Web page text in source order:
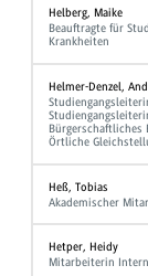
Helberg, Maike
Beauftragte für
Krankheiten
Helmer-Denzel,
Bürgerschaftliches
Örtliche
Heß, Tobias
Akademischer
Hetper, Heidy
Mitarbeiterin